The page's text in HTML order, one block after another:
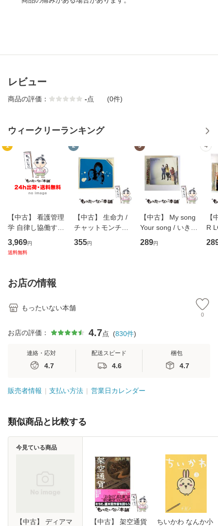
レビュー
商品の評価： -点 (0件)
ウィークリーランキング
1
【中古】 看護管理
学 自律し協働する
専門職の看護マネ
ジメントスキル 改
恵 藤本幸三 / 南江
堂 [単行
3,969円
送料無料
2
【中古】 生命力 /
チャットモンチー /
キューンレコード
[CD]【メール便送
355円
3
【中古】 My song
Your song / いきも
のがかり / [CD]
【メール便送料無
289円
4
【
R
産
お店の情報
もったいない本舗
0
お店の評価： 4.7点 (830件)
連絡・応対
4.7
配送スピード
4.6
梱包
4.7
販売者情報 支払い方法 営業日カレンダー
類似商品と比較する
【中古】 ディアマ
今見ている商品
【中古】 架空通貨
ちいかわ なんか小